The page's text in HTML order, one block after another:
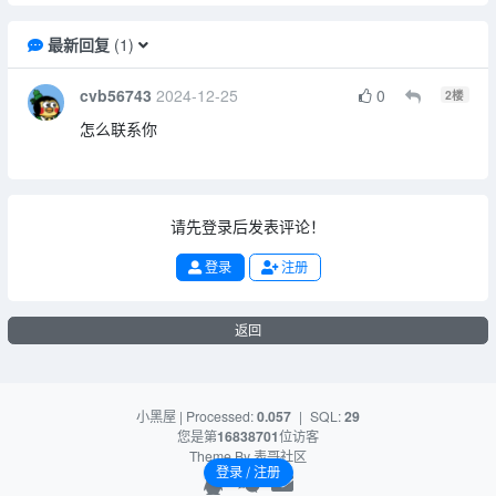
最新回复(1)
cvb56743 2024-12-25 0 2楼
怎么联系你
请先登录后发表评论！
登录 注册
返回
小黑屋 | Processed:0.057 | SQL:29
您是第16838701位访客
Theme By表哥社区
登录 / 注册